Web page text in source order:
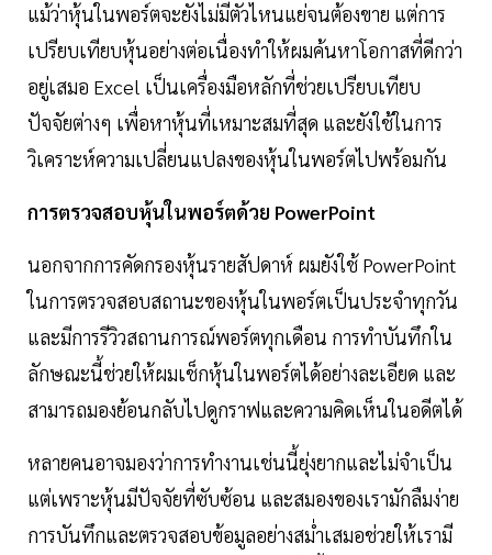
แม้ว่าหุ้นในพอร์ตจะยังไม่มีตัวไหนแย่จนต้องขาย แต่การ
เปรียบเทียบหุ้นอย่างต่อเนื่องทำให้ผมค้นหาโอกาสที่ดีกว่า
อยู่เสมอ Excel เป็นเครื่องมือหลักที่ช่วยเปรียบเทียบ
ปัจจัยต่างๆ เพื่อหาหุ้นที่เหมาะสมที่สุด และยังใช้ในการ
วิเคราะห์ความเปลี่ยนแปลงของหุ้นในพอร์ตไปพร้อมกัน
การตรวจสอบหุ้นในพอร์ตด้วย PowerPoint
นอกจากการคัดกรองหุ้นรายสัปดาห์ ผมยังใช้ PowerPoint
ในการตรวจสอบสถานะของหุ้นในพอร์ตเป็นประจำทุกวัน
และมีการรีวิวสถานการณ์พอร์ตทุกเดือน การทำบันทึกใน
ลักษณะนี้ช่วยให้ผมเช็กหุ้นในพอร์ตได้อย่างละเอียด และ
สามารถมองย้อนกลับไปดูกราฟและความคิดเห็นในอดีตได้
หลายคนอาจมองว่าการทำงานเช่นนี้ยุ่งยากและไม่จำเป็น
แต่เพราะหุ้นมีปัจจัยที่ซับซ้อน และสมองของเรามักลืมง่าย
การบันทึกและตรวจสอบข้อมูลอย่างสม่ำเสมอช่วยให้เรามี